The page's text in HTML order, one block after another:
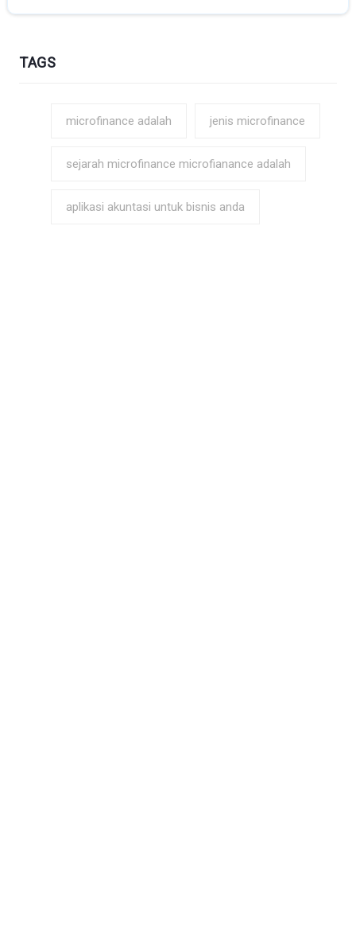
TAGS
microfinance adalah jenis microfinance
sejarah microfinance microfianance adalah
aplikasi akuntasi untuk bisnis anda